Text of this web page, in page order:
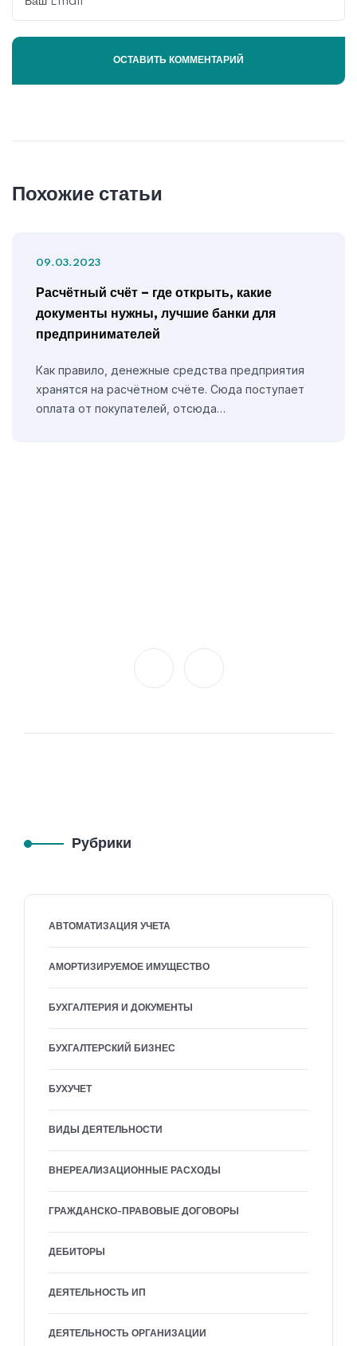
Похожие статьи
09.03.2023
Расчётный счёт – где открыть, какие
документы нужны, лучшие банки для
предпринимателей
Как правило, денежные средства предприятия
хранятся на расчётном счёте. Сюда поступает
оплата от покупателей, отсюда…
Рубрики
АВТОМАТИЗАЦИЯ УЧЕТА
АМОРТИЗИРУЕМОЕ ИМУЩЕСТВО
БУХГАЛТЕРИЯ И ДОКУМЕНТЫ
БУХГАЛТЕРСКИЙ БИЗНЕС
БУХУЧЕТ
ВИДЫ ДЕЯТЕЛЬНОСТИ
ВНЕРЕАЛИЗАЦИОННЫЕ РАСХОДЫ
ГРАЖДАНСКО-ПРАВОВЫЕ ДОГОВОРЫ
ДЕБИТОРЫ
ДЕЯТЕЛЬНОСТЬ ИП
ДЕЯТЕЛЬНОСТЬ ОРГАНИЗАЦИИ